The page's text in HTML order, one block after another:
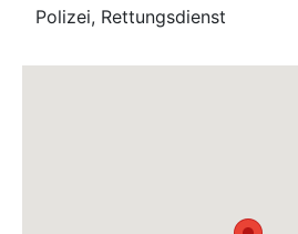
Polizei, Rettungsdienst